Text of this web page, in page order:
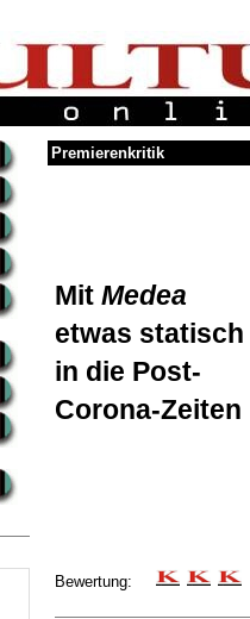
Premierenkritik
Mit Medea
etwas statisch
in die Post-
Corona-Zeiten
Bewertung: